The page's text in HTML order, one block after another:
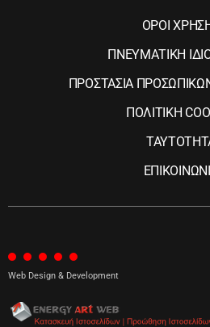
ΟΡΟΙ
ΠΝΕΥΜΑΤΙΚΗ
ΠΡΟΣΤΑΣΙΑ
ΠΟΛΙΤΙΚΗ
Web Design & Development